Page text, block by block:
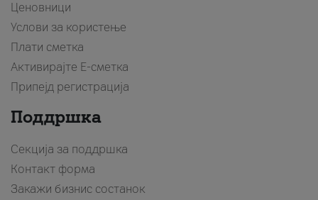
Ценовници
Услови за користење
Плати сметка
Активирајте Е-сметка
Припејд регистрација
Поддршка
Секција за поддршка
Контакт форма
Закажи бизнис состанок